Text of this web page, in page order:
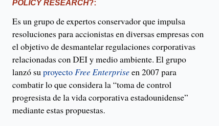
POLICY RESEARCH?:
Es un grupo de expertos conservador que impulsa
resoluciones para accionistas en diversas empresas con
el objetivo de desmantelar regulaciones corporativas
relacionadas con DEI y medio ambiente. El grupo
lanzó suproyectoFree Enterpriseen 2007 para
combatir lo que considera la “toma de control
progresista de la vida corporativa estadounidense”
mediante estas propuestas.